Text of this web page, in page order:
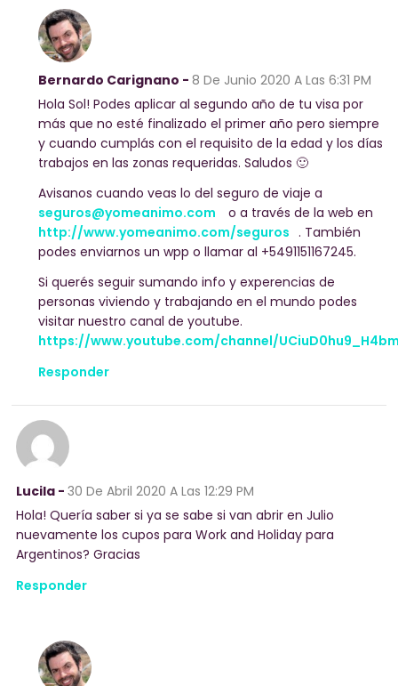
Bernardo Carignano - 8 De Junio 2020 A Las 6:31 PM
Hola Sol! Podes aplicar al segundo año de tu visa por
más que no esté finalizado el primer año pero siempre
y cuando cumplás con el requisito de la edad y los días
trabajos en las zonas requeridas. Saludos 🙂
Avisanos cuando veas lo del seguro de viaje a
seguros@yomeanimo.com
o a través de la web en
http://www.yomeanimo.com/seguros . También
podes enviarnos un wpp o llamar al +5491151167245.
Si querés seguir sumando info y experencias de
personas viviendo y trabajando en el mundo podes
visitar nuestro canal de youtube.
https://www.youtube.com/channel/
Responder
Lucila - 30 De Abril 2020 A Las 12:29 PM
Hola! Quería saber si ya se sabe si van abrir en Julio
nuevamente los cupos para Work and Holiday para
Argentinos? Gracias
Responder